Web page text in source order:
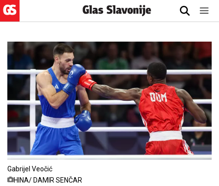
Gabrijel Veočić
HINA/ DAMIR SENČAR